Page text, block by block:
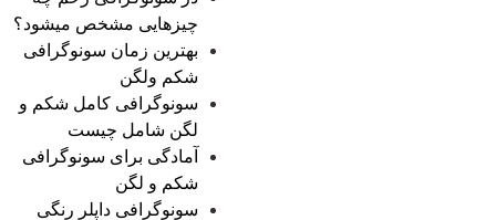
چیزهایی مشخص میشود؟
بهترین زمان سونوگرافی
شکم ولگن
سونوگرافی کامل شکم و
لگن شامل چیست
آمادگی برای سونوگرافی
شکم و لگن
سونوگرافی داپلر رنگی